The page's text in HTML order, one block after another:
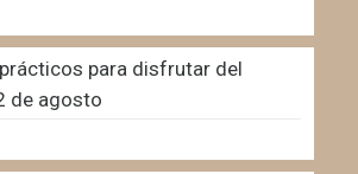
para disfrutar del
de agosto